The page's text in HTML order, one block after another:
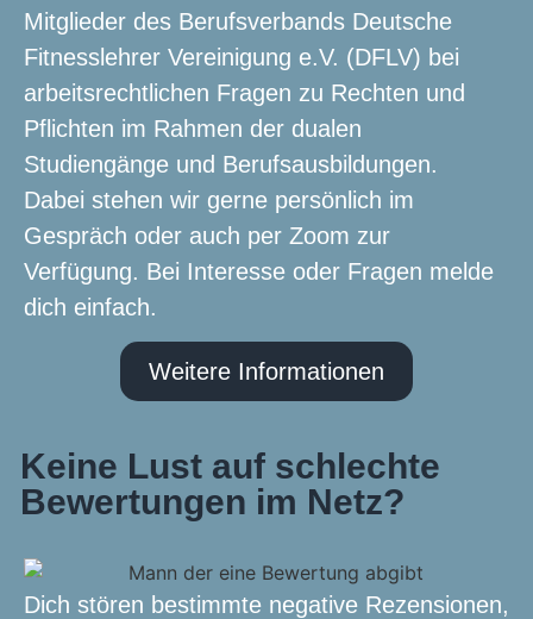
Mitglieder des Berufsverbands Deutsche
Fitnesslehrer Vereinigung e.V. (DFLV) bei
arbeitsrechtlichen Fragen zu Rechten und
Pflichten im Rahmen der dualen
Studiengänge und Berufsausbildungen.
Dabei stehen wir gerne persönlich im
Gespräch oder auch per Zoom zur
Verfügung. Bei Interesse oder Fragen melde
dich einfach.
Weitere Informationen
Keine Lust auf schlechte
Bewertungen im Netz?
Dich stören bestimmte negative Rezensionen,